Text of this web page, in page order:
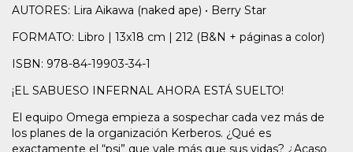
AUTORES: Lira Aikawa (naked ape) • Berry Star
FORMATO: Libro | 13x18 cm | 212 (B&N + páginas a color)
ISBN: 978-84-19903-34-1
¡EL SABUESO INFERNAL AHORA ESTÁ SUELTO!
El equipo Omega empieza a sospechar cada vez más de
los planes de la organización Kerberos. ¿Qué es
exactamente el “psi” que vale más que sus vidas? ¿Acaso